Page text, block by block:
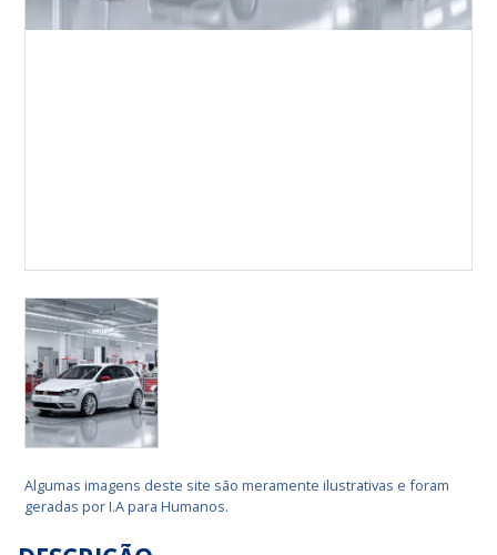
Algumas imagens deste site são meramente ilustrativas e foram
geradas por I.A para Humanos.